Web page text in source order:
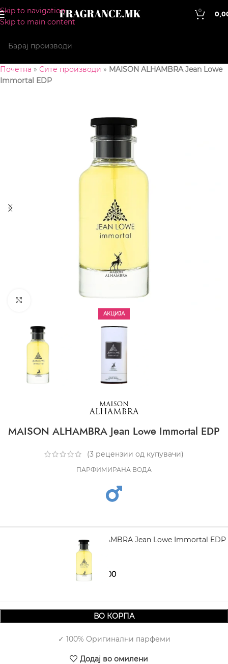
Skip to navigation
Skip to main content
0
Почетна » Сите производи » MAISON ALHAMBRA Jean Lowe
Immortal EDP
АКЦИЈА
CLICK TO ENLARGE
MAISON ALHAMBRA Jean Lowe Immortal EDP
(3 рецензии од купувачи)
ПАРФИМИРАНА ВОДА
MAISON ALHAMBRA Jean Lowe Immortal EDP
100 ml
2.470,001.590,00
ВО КОРПА
✓ 100% Оригинални парфеми
Додај во омилени